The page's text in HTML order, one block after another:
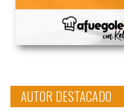
AUTOR DESTACADO